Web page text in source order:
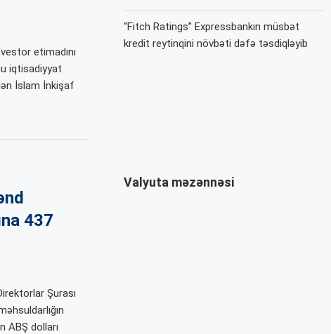
etimadını
iqtisadiyyat
İslam İnkişaf
437
Şurası
ABŞ dolları
“Fitch Ratings” Expressbankın müsbət
kredit reytinqini növbəti dəfə təsdiqləyib
Valyuta məzənnəsi